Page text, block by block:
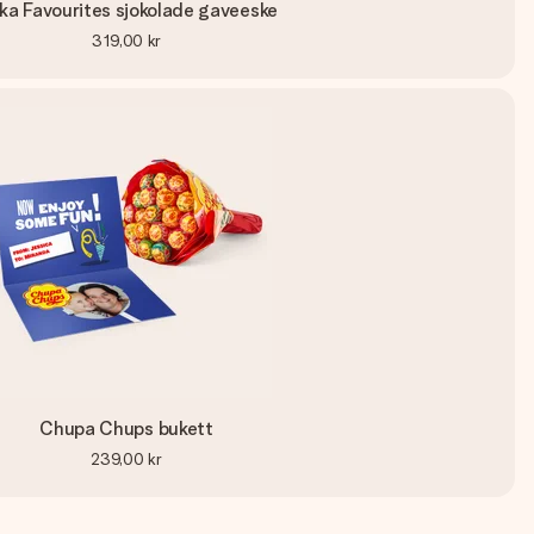
Favourites sjokolade gaveeske
319,00 kr
Chupa Chups bukett
239,00 kr